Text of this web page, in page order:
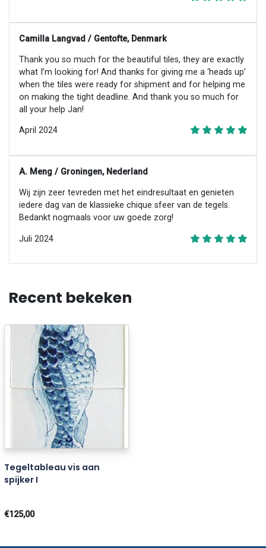
Camilla Langvad / Gentofte, Denmark
Thank you so much for the beautiful tiles, they are exactly
what I’m looking for! And thanks for giving me a ‘heads up’
when the tiles were ready for shipment and for helping me
on making the tight deadline. And thank you so much for
all your help Jan!
April 2024
A. Meng / Groningen, Nederland
Wij zijn zeer tevreden met het eindresultaat en genieten
iedere dag van de klassieke chique sfeer van de tegels.
Bedankt nogmaals voor uw goede zorg!
Juli 2024
Recent bekeken
Tegeltableau vis aan
spijker I
€125,00